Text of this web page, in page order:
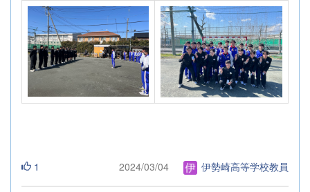
1 2024/03/04 伊勢崎高等学校教員